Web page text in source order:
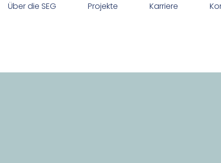
Über die SEG Projekte Karriere